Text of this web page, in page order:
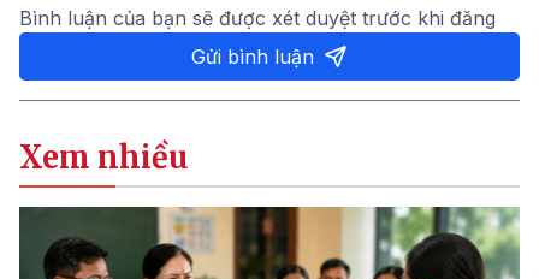
Bình luận của bạn sẽ được xét duyệt trước khi đăng
Gửi bình luận
Xem nhiều